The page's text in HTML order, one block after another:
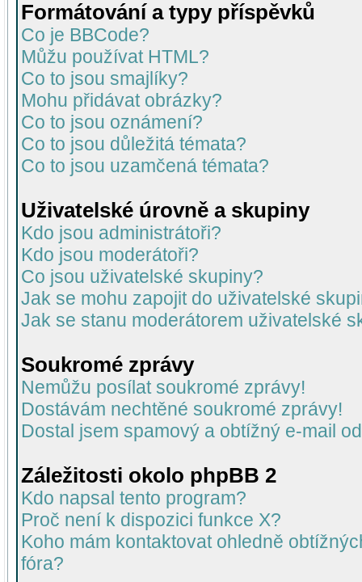
Formátování a typy příspěvků
Co je BBCode?
Můžu používat HTML?
Co to jsou smajlíky?
Mohu přidávat obrázky?
Co to jsou oznámení?
Co to jsou důležitá témata?
Co to jsou uzamčená témata?
Uživatelské úrovně a skupiny
Kdo jsou administrátoři?
Kdo jsou moderátoři?
Co jsou uživatelské skupiny?
Jak se mohu zapojit do uživatelské
Jak se stanu moderátorem uživatelské
Soukromé zprávy
Nemůžu posílat soukromé zprávy!
Dostávám nechtěné soukromé zprávy!
Dostal jsem spamový a obtížný e-mail
Záležitosti okolo phpBB 2
Kdo napsal tento program?
Proč není k dispozici funkce X?
Koho mám kontaktovat ohledně
fóra?